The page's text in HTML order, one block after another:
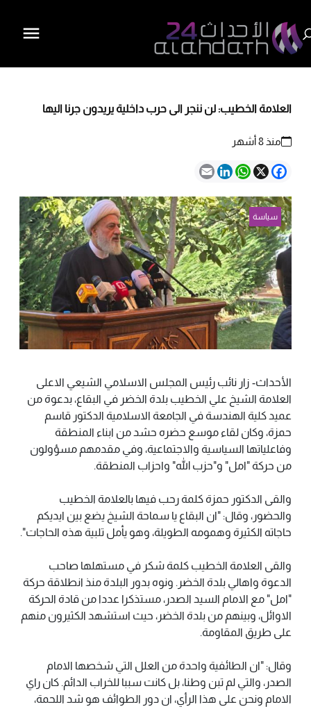
العلامة الخطيب: لن ننجر الى حرب داخلية يريدون جرنا اليها
منذ 8 أشهر
Facebook
X
WhatsApp
LinkedIn
Email
سياسة
الأحداث- زار نائب رئيس المجلس الاسلامي الشيعي الاعلى
العلامة الشيخ علي الخطيب بلدة الخضر في البقاع، بدعوة من
عميد كلية الهندسة في الجامعة الاسلامية الدكتور قاسم
حمزة، وكان لقاء موسع حضره حشد من ابناء المنطقة
وفاعلياتها السياسية والاجتماعية، وفي مقدمهم مسؤولون
من حركة "امل" و"حزب الله" واحزاب المنطقة.
والقى الدكتور حمزة كلمة رحب فيها بالعلامة الخطيب
والحضور، وقال: "ان البقاع يا سماحة الشيخ يضع بين ايديكم
حاجاته الكثيرة وهمومه الطويلة، وهو يأمل تلبية هذه الحاجات".
والقى العلامة الخطيب كلمة شكر في مستهلها صاحب
الدعوة واهالي بلدة الخضر. ونوه بدور البلدة منذ انطلاقة حركة
"امل" مع الامام السيد الصدر، مستذكرا عددا من قادة الحركة
الاوائل، وبينهم من بلدة الخضر، حيث استشهد الكثيرون منهم
على طريق المقاومة.
وقال: "ان الطائفية واحدة من العلل التي شخصها الامام
الصدر، والتي لم تبن وطنا، بل كانت سببا للخراب الدائم. كان راي
الامام ونحن على هذا الرأي، ان دور الطوائف هو شد اللحمة،